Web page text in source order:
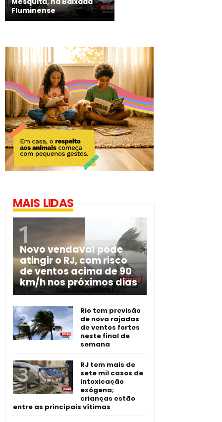
Fluminense
MAIS LIDAS
Novo vendaval pode
atingir o RJ, com risco
de ventos acima de 90
km/h nos próximos dias
Rio tem previsão
de nova rajadas
de ventos fortes
neste final de
semana
RJ tem mais de
sete mil casos de
intoxicação
exógena;
crianças estão
entre as principais vítimas